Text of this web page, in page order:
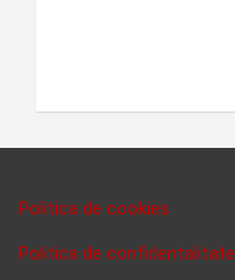
Politica de cookies
Politica de confidentalitate